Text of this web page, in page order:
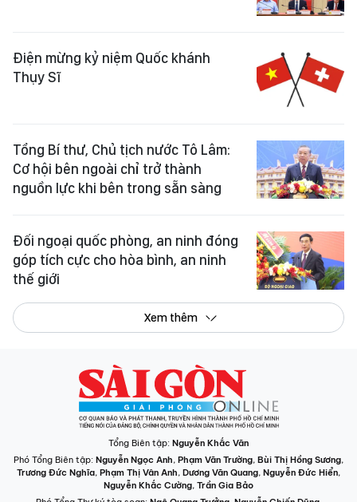
Điện mừng kỷ niệm Quốc khánh
Thụy Sĩ
Tổng Bí thư, Chủ tịch nước Tô Lâm:
Cơ hội bên ngoài chỉ trở thành
nguồn lực khi bên trong sẵn sàng
Đối ngoại quốc phòng, an ninh đóng
góp tích cực cho hòa bình, an ninh
thế giới
Xem thêm
Tổng Biên tập: Nguyễn Khắc Văn
Phó Tổng Biên tập: Nguyễn Ngọc Anh, Phạm Văn Trường, Bùi Thị Hồng Sương,
Trương Đức Nghĩa, Phạm Thị Vân Anh, Dương Văn Quang, Nguyễn Đức Hiển,
Nguyễn Khắc Cường, Trần Gia Bảo